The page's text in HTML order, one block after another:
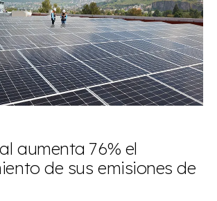
aumenta 76% el
de sus emisiones de